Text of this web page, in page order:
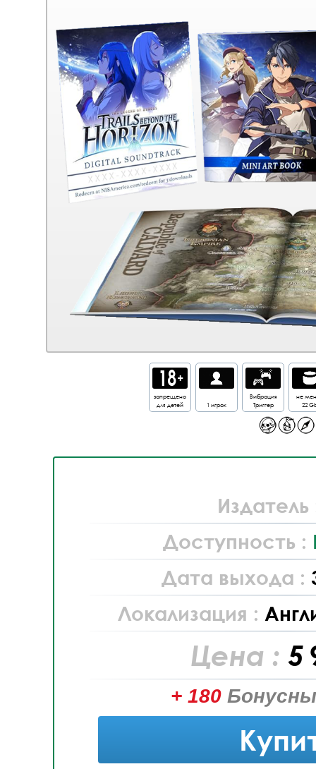
запрещено
для детей
1 игрок
Вибрация
Триггер
не
22
Доступность :
Дата выхода :
Локализация :
Цена : 5
+ 180